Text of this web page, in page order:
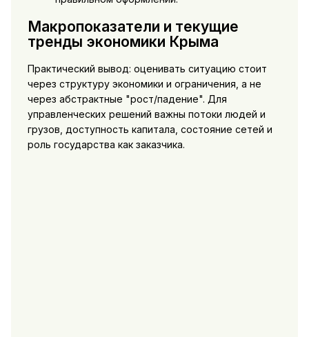
Макропоказатели и текущие
тренды экономики Крыма
Практический вывод: оценивать ситуацию стоит
через структуру экономики и ограничения, а не
через абстрактные "рост/падение". Для
управленческих решений важны потоки людей и
грузов, доступность капитала, состояние сетей и
роль государства как заказчика.